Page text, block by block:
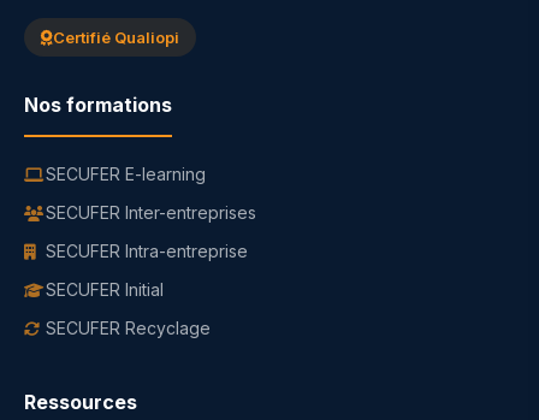
Certifié Qualiopi
Nos formations
SECUFER E-learning
SECUFER Inter-entreprises
SECUFER Intra-entreprise
SECUFER Initial
SECUFER Recyclage
Ressources